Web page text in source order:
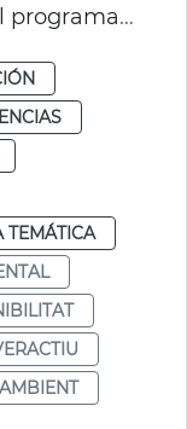
Apertura inscripciones en el programa Estiu DiverActiu 2025
TEMÁTICA